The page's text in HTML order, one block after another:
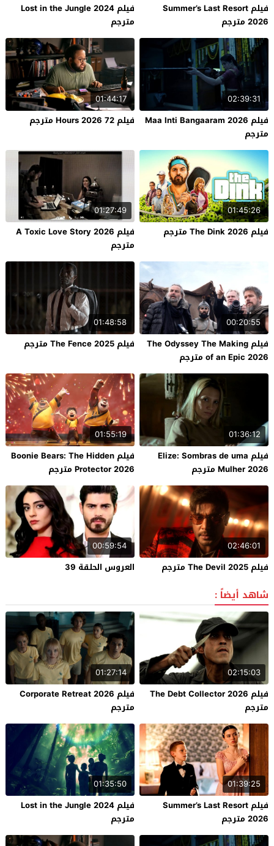
فيلم Summer’s Last Resort
2026 مترجم
فيلم Lost in the Jungle 2024
مترجم
02:39:31
فيلم Maa Inti Bangaaram 2026
مترجم
01:44:17
فيلم 72 Hours 2026 مترجم
01:45:26
فيلم The Dink 2026 مترجم
01:27:49
فيلم A Toxic Love Story 2026
مترجم
00:20:55
فيلم The Odyssey The Making
of an Epic 2026 مترجم
01:48:58
فيلم The Fence 2025 مترجم
01:36:12
فيلم Elize: Sombras de uma
Mulher 2026 مترجم
01:55:19
فيلم Boonie Bears: The Hidden
Protector 2026 مترجم
02:46:01
فيلم The Devil 2025 مترجم
00:59:54
العروس الحلقة 39
شاهد أيضاً :
02:15:03
فيلم The Debt Collector 2026
مترجم
01:27:14
فيلم Corporate Retreat 2026
مترجم
01:39:25
فيلم Summer’s Last Resort
2026 مترجم
01:35:50
فيلم Lost in the Jungle 2024
مترجم